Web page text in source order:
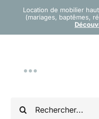
PasserLocation de mobilier
(mariages, baptêmes,
Rechercher: